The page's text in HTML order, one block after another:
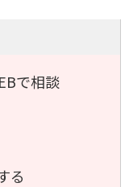
で相談
る